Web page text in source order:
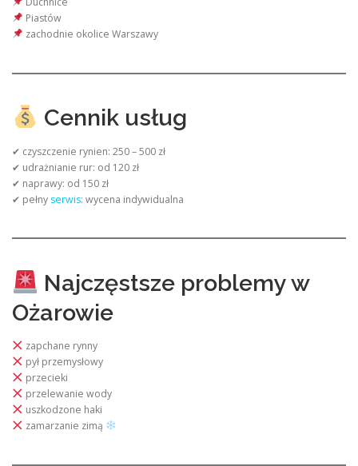
Piastów
zachodnie okolice Warszawy
Cennik usług
✔ czyszczenie rynien: 250 – 500 zł
✔ udrażnianie rur: od 120 zł
✔ naprawy: od 150 zł
✔ pełny serwis: wycena indywidualna
Najczęstsze problemy w
Ożarowie
zapchane rynny
pył przemysłowy
przecieki
przelewanie wody
uszkodzone haki
zamarzanie zimą